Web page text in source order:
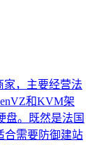
家，主要经营法
和KVM架
盘。既然是法国
合需要防御建站